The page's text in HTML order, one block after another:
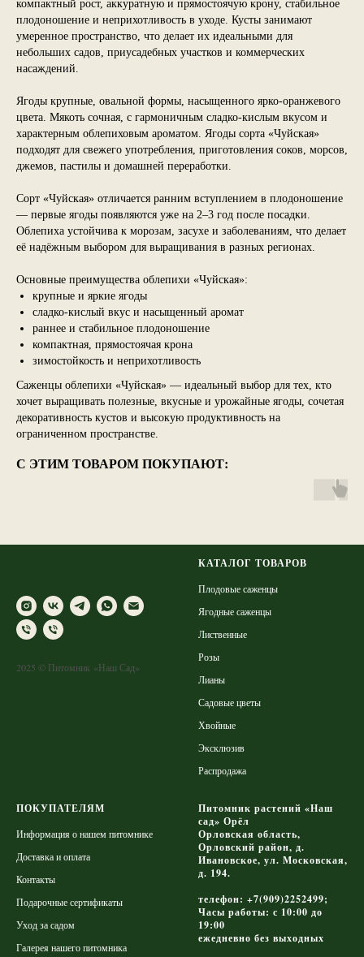
компактный рост, аккуратную и прямостоячую крону, стабильное
плодоношение и неприхотливость в уходе. Кусты занимают
умеренное пространство, что делает их идеальными для
небольших садов, приусадебных участков и коммерческих
насаждений.
Ягоды крупные, овальной формы, насыщенного ярко-оранжевого
цвета. Мякоть сочная, с гармоничным сладко-кислым вкусом и
характерным облепиховым ароматом. Ягоды сорта «Чуйская»
подходят для свежего употребления, приготовления соков, морсов,
джемов, пастилы и домашней переработки.
Сорт «Чуйская» отличается ранним вступлением в плодоношение
— первые ягоды появляются уже на 2–3 год после посадки.
Облепиха устойчива к морозам, засухе и заболеваниям, что делает
её надёжным выбором для выращивания в разных регионах.
Основные преимущества облепихи «Чуйская»:
крупные и яркие ягоды
сладко-кислый вкус и насыщенный аромат
раннее и стабильное плодоношение
компактная, прямостоячая крона
зимостойкость и неприхотливость
Саженцы облепихи «Чуйская» — идеальный выбор для тех, кто
хочет выращивать полезные, вкусные и урожайные ягоды, сочетая
декоративность кустов и высокую продуктивность на
ограниченном пространстве.
С ЭТИМ ТОВАРОМ ПОКУПАЮТ:
2025 © Питомник «Наш Сад»
КАТАЛОГ ТОВАРОВ
Плодовые саженцы
Ягодные саженцы
Лиственные
Розы
Лианы
Садовые цветы
Хвойные
Эксклюзив
Распродажа
ПОКУПАТЕЛЯМ
Информация о нашем питомнике
Доставка и оплата
Контакты
Подарочные сертификаты
Уход за садом
Галерея нашего питомника
Питомник растений «Наш
сад» Орёл
Орловская область,
Орловский район, д.
Ивановское, ул. Московская,
д. 194.
телефон: +7(909)2252499;
Часы работы: с 10:00 до
19:00
ежедневно без выходных